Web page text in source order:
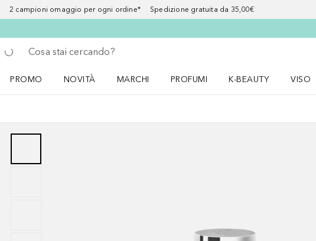
2 campioni omaggio per ogni ordine* Spedizione gratuita da 35,00€
Torna indietro
Esegui ricerca
PROMO
NOVITÀ
MARCHI
PROFUMI
K-BEAUTY
VISO